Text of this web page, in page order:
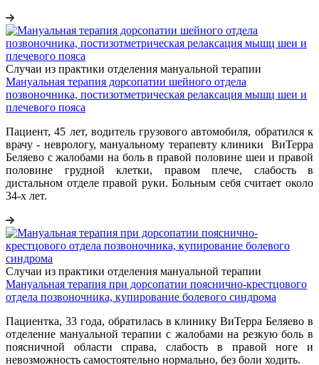
Случаи из практики отделения мануальной терапии
Мануальная терапия дорсопатии шейного отдела
позвоночника, постизотметрическая релаксация мышц шеи и
плечевого пояса
Пациент, 45 лет, водитель грузового автомобиля, обратился к
врачу - неврологу, мануальному терапевту клиники ВиТерра
Беляево с жалобами на боль в правой половине шеи и правой
половине грудной клетки, правом плече, слабость в
дистальном отделе правой руки. Больным себя считает около
34-х лет.
Случаи из практики отделения мануальной терапии
Мануальная терапия при дорсопатии пояснично-крестцового
отдела позвоночника, купирование болевого синдрома
Пациентка, 33 года, обратилась в клинику ВиТерра Беляево в
отделение мануальной терапии с жалобами на резкую боль в
поясничной области справа, слабость в правой ноге и
невозможность самостоятельно нормально, без боли ходить.